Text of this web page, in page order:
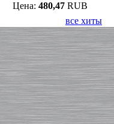
Цена: 480,47 RUB
все хиты